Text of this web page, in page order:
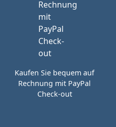
Kaufen Sie bequem auf
Rechnung mit PayPal
Check-out